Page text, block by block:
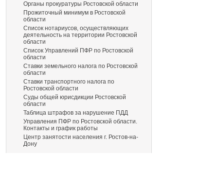
Органы прокуратуры Ростовской области
Прожиточный минимум в Ростовской
области
Список нотариусов, осуществляющих
деятельность на территории Ростовской
области
Список Управлений ПФР по Ростовской
области
Ставки земельного налога по Ростовской
области
Ставки транспортного налога по
Ростовской области
Суды общей юрисдикции Ростовской
области
Таблица штрафов за нарушение ПДД
Управления ПФР по Ростовской области.
Контакты и график работы
Центр занятости населения г. Ростов-на-
Дону